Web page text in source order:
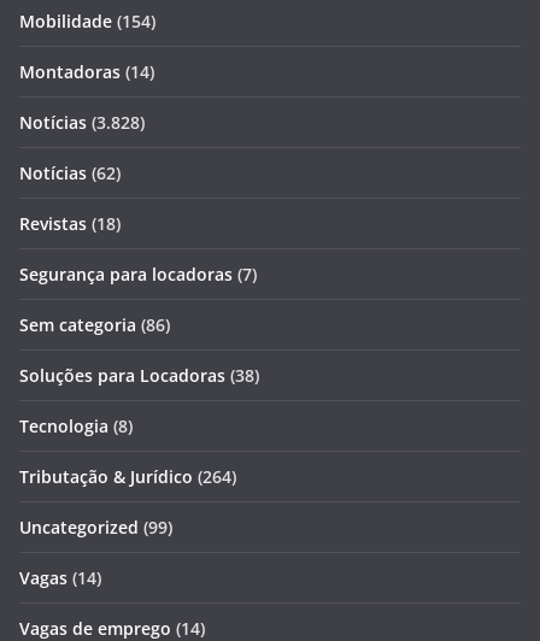
Mobilidade (154)
Montadoras (14)
Notícias (3.828)
Notícias (62)
Revistas (18)
Segurança para locadoras (7)
Sem categoria (86)
Soluções para Locadoras (38)
Tecnologia (8)
Tributação & Jurídico (264)
Uncategorized (99)
Vagas (14)
Vagas de emprego (14)